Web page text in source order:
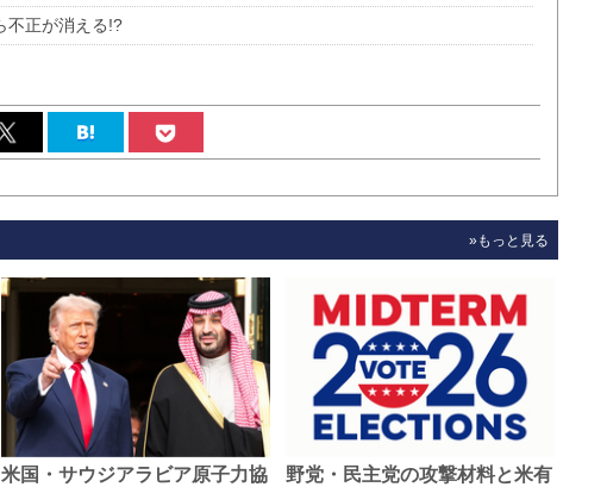
不正が消える!?
»もっと見る
米国・サウジアラビア原子力協
野党・民主党の攻撃材料と米有